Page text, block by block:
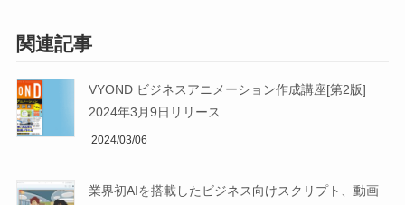
関連記事
VYOND ビジネスアニメーション作成講座[第2版]
2024年3月9日リリース
2024/03/06
業界初AIを搭載したビジネス向けスクリプト、動画